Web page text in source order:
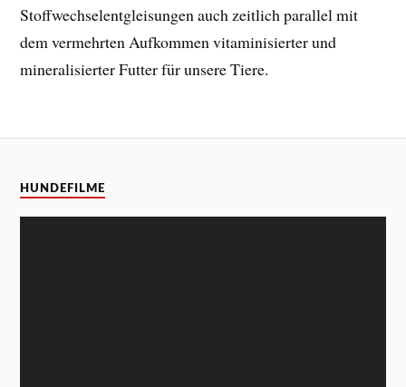
Stoffwechselentgleisungen auch zeitlich parallel mit
dem vermehrten Aufkommen vitaminisierter und
mineralisierter Futter für unsere Tiere.
HUNDEFILME